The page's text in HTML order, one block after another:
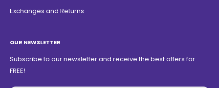
Exchanges and Returns
OUR NEWSLETTER
Subscribe to our newsletter and receive the best offers for
FREE!